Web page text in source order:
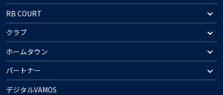
RB COURT
クラブ
ホームタウン
パートナー
デジタルVAMOS